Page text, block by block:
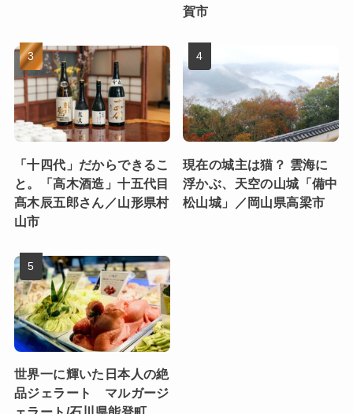
賀市
「十四代」だからできるこ
と。「高木酒造」十五代目
髙木辰五郎さん／山形県村
山市
現在の城主は猫？ 雲海に
浮かぶ、天空の山城「備中
松山城」／岡山県高梁市
世界一に輝いた日本人の絶
品ジェラート マルガージ